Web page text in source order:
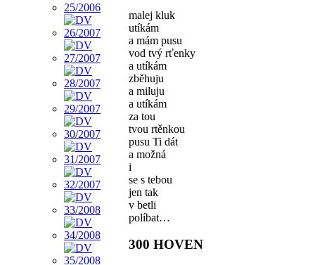
malej kluk
utíkám
a mám pusu
vod tvý rťenky
a utíkám
zběhuju
a miluju
a utíkám
za tou
tvou rtěnkou
pusu Ti dát
a možná
i
se s tebou
jen tak
v betli
políbat…
300 HOVEN